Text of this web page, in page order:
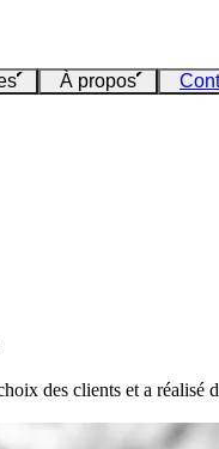
À propos
des clients et a